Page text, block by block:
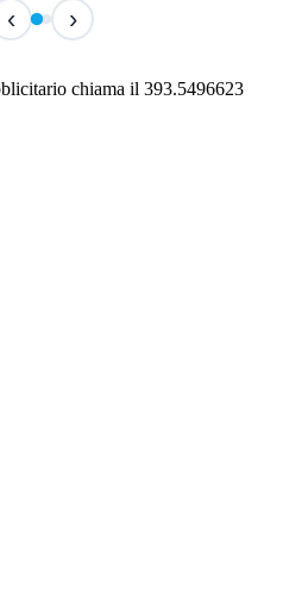
Michele
C. Colombo
‹ ›
chiama il 393.5496623